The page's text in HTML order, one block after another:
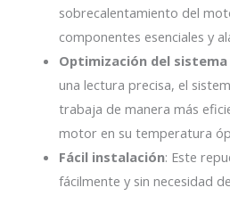
sobrecalentamiento del
componentes esenciales y
Optimización del
una lectura precisa, el
trabaja de manera más
motor en su temperatura
Fácil instalación: Este
fácilmente y sin necesidad